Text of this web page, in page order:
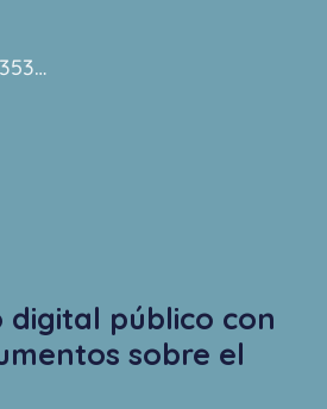
público con
sobre el